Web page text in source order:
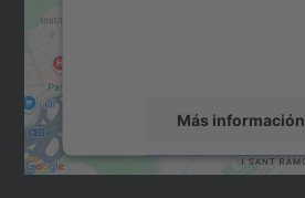
Más información
Aceptar